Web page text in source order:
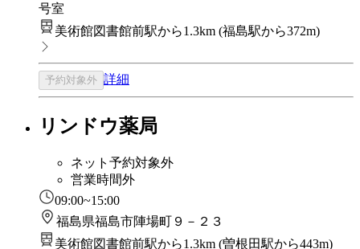
号室
美術館図書館前駅から1.3km (福島駅から372m)
予約対象外 詳細
リンドウ薬局
ネット予約対象外
営業時間外
09:00~15:00
福島県福島市陣場町９－２３
美術館図書館前駅から1.3km (曽根田駅から443m)